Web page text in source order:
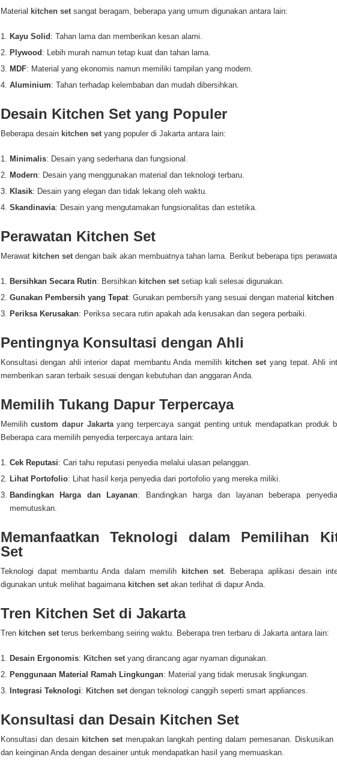
Material kitchen setsangat beragam, beberapa yang umum digunakan antara lain:
Kayu Solid : Tahan lama dan memberikan kesan alami.
Plywood : Lebih murah namun tetap kuat dan tahan lama.
MDF: Material yang ekonomis namun memiliki tampilan yang modern.
Aluminium: Tahan terhadap kelembaban dan mudah dibersihkan.
Desain Kitchen Set yang Populer
Beberapa desain kitchen setyang populer di Jakarta antara lain:
Minimalis: Desain yang sederhana dan fungsional.
Modern: Desain yang menggunakan material dan teknologi terbaru.
Klasik: Desain yang elegan dan tidak lekang oleh waktu.
Skandinavia: Desain yang mengutamakan fungsionalitas dan estetika.
Perawatan Kitchen Set
Merawat kitchen set dengan baik akan membuatnya tahan lama. Berikut beberapa tips
Bersihkan Secara Rutin: Bersihkan kitchen setsetiap kali selesai digunakan.
Gunakan Pembersih yang Tepat: Gunakan pembersih yang sesuai dengan material kitchen
Periksa Kerusakan: Periksa secara rutin apakah ada kerusakan dan segera perbaiki.
Pentingnya Konsultasi dengan Ahli
Konsultasi dengan ahli interior dapat membantu Anda memilih kitchen setyang tepat. Ahli
memberikan saran terbaik sesuai dengan kebutuhan dan anggaran Anda.
Memilih Tukang Dapur Terpercaya
Memilihcustom dapur Jakartayang terpercaya sangat penting untuk mendapatkan produk
Beberapa cara memilih penyedia terpercaya antara lain:
Cek Reputasi: Cari tahu reputasi penyedia melalui ulasan pelanggan.
Lihat Portofolio: Lihat hasil kerja penyedia dari portofolio yang mereka miliki.
Bandingkan Harga dan Layanan: Bandingkan harga dan layanan beberapa
memutuskan.
Memanfaatkan Teknologi dalam Pemilihan
Set
Teknologi dapat membantu Anda dalam memilih kitchen set. Beberapa aplikasi desain
digunakan untuk melihat bagaimana kitchen setakan terlihat di dapur Anda.
Tren Kitchen Set di Jakarta
Tren kitchen setterus berkembang seiring waktu. Beberapa tren terbaru di Jakarta antara lain:
Desain Ergonomis: Kitchen setyang dirancang agar nyaman digunakan.
Penggunaan Material Ramah Lingkungan: Material yang tidak merusak lingkungan.
Integrasi Teknologi: Kitchen setdengan teknologi canggih seperti smart appliances.
Konsultasi dan Desain Kitchen Set
Konsultasi dan desain kitchen setmerupakan langkah penting dalam pemesanan. Diskusikan
dan keinginan Anda dengan desainer untuk mendapatkan hasil yang memuaskan.